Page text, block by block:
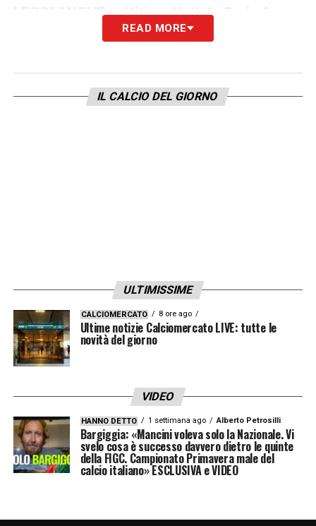
LEGGI ANCHE –Ultime Notizie Serie A:
tutte le novità del giorno sul massimo
LA PLAYLIST DELLE NOSTRE TOP NEWS
READ MORE
IL CALCIO DEL GIORNO
ULTIMISSIME
CALCIOMERCATO 8 ore ago
Ultime notizie Calciomercato LIVE: tutte le
novità del giorno
VIDEO
HANNO DETTO 1 settimana ago Alberto Petrosilli
Bargiggia: «Mancini voleva solo la Nazionale. Vi
svelo cosa è successo davvero dietro le quinte
della FIGC. Campionato Primavera male del
calcio italiano» ESCLUSIVA e VIDEO